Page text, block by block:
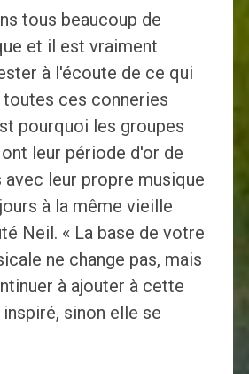
tous beaucoup de
et il est vraiment
à l'écoute de ce qui
ces conneries
pourquoi les groupes
leur période d'or de
avec leur propre musique
à la même vieille
Neil. « La base de votre
ne change pas, mais
à ajouter à cette
sinon elle se